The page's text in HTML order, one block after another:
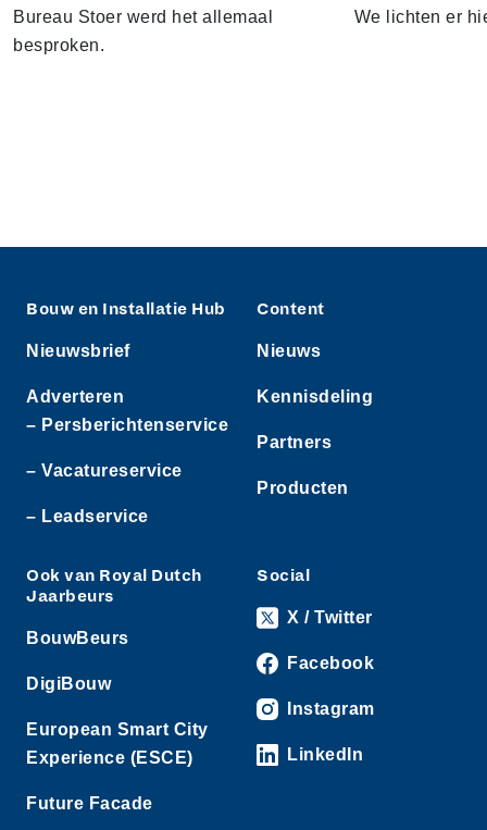
Bureau Stoer werd het allemaal
besproken.
We lichten er
Bouw en Installatie Hub
Nieuwsbrief
Adverteren
– Persberichtenservice
– Vacatureservice
– Leadservice
Content
Nieuws
Kennisdeling
Partners
Producten
Ook van Royal Dutch
Jaarbeurs
BouwBeurs
DigiBouw
European Smart City
Experience (ESCE)
Future Facade
Social
X / Twitter
Facebook
Instagram
LinkedIn